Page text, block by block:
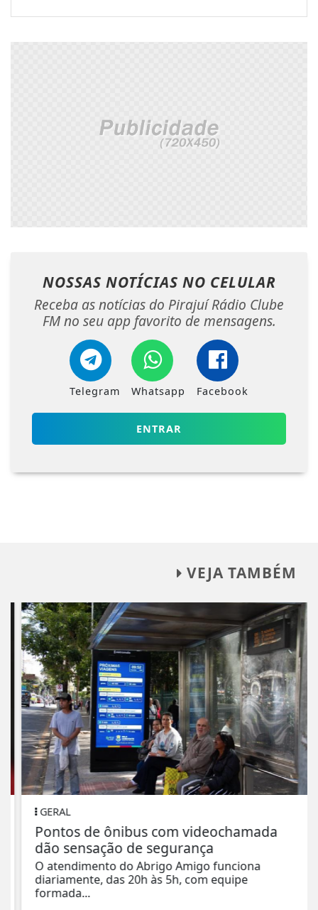
NOSSAS NOTÍCIAS NO CELULAR
Receba as notícias do Pirajuí Rádio Clube
FM no seu app favorito de mensagens.
Telegram Whatsapp Facebook
ENTRAR
VEJA TAMBÉM
GERAL
Pontos de ônibus com videochamada
dão sensação de segurança
O atendimento do Abrigo Amigo funciona
diariamente, das 20h às 5h, com equipe
formada...